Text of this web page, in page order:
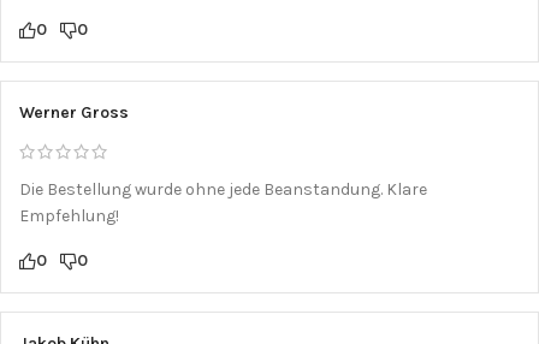
0 0
Werner Gross
Die Bestellung wurde ohne jede Beanstandung. Klare
Empfehlung!
0 0